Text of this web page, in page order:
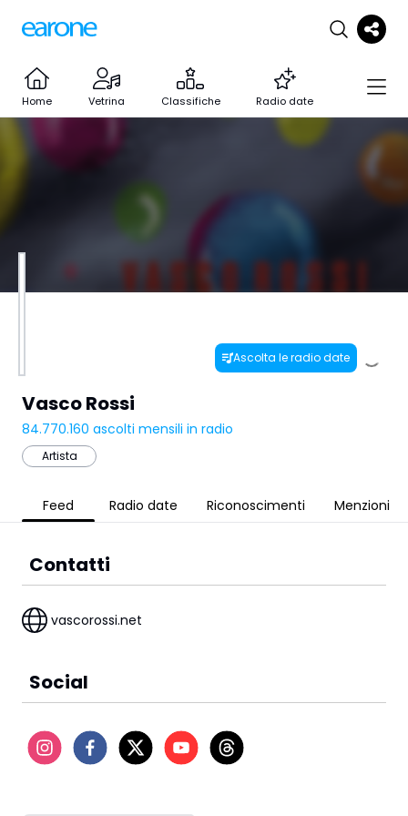
Home Vetrina Classifiche Radio date
Ascolta le radio date
Vasco Rossi
84.770.160 ascolti mensili in radio
Artista
Feed Radio date Riconoscimenti Menzioni
Contatti
vascorossi.net
Social